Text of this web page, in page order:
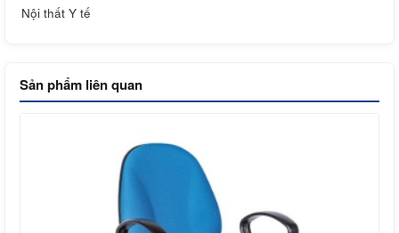
Nội thất Y tế
Sản phẩm liên quan